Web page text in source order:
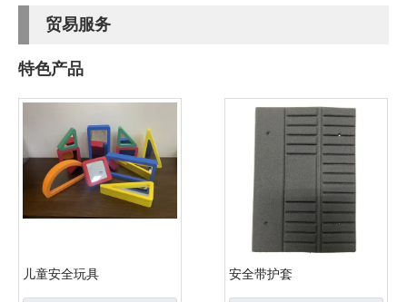
贸易服务
特色产品
儿童安全玩具 安全带护套